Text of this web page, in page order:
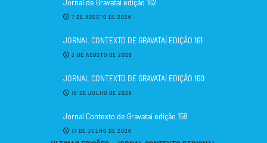
7 DE AGOSTO DE 2026
JORNAL CONTEXTO DE GRAVATAÍ EDIÇÃO 161
3 DE AGOSTO DE 2026
JORNAL CONTEXTO DE GRAVATAÍ EDIÇÃO 160
18 DE JULHO DE 2026
Jornal Contexto de Gravataí edição 159
17 DE JULHO DE 2026